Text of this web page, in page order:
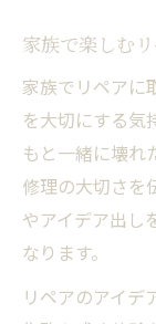
家族で楽しむ
家族でリペアに
を大切にする気
もと一緒に壊れ
修理の大切さを
やアイデア出し
なります。
リペアのアイデ